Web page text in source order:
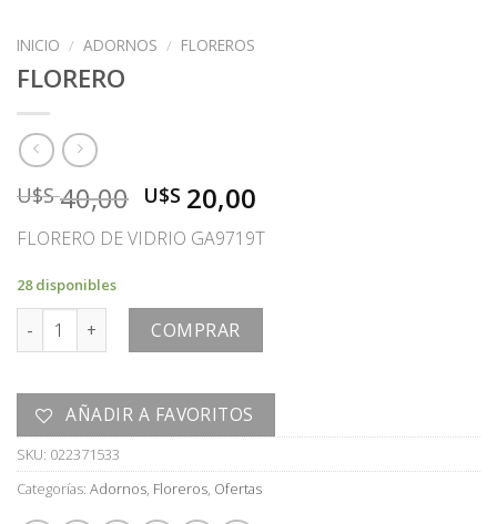
INICIO / ADORNOS / FLOREROS
FLORERO
U$S40,00 El
precio
original
U$S
40,00.
U$S 20,00
precio
actual
U$S
FLORERO DE VIDRIO GA9719T
28 disponibles
FLORERO cantidadCOMPRAR
AÑADIR A FAVORITOS
SKU: 022371533
Categorías: Adornos, Floreros, Ofertas